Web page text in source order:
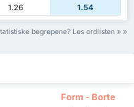
1.26 1.54
begrepene? Les ordlisten
Form - Borte